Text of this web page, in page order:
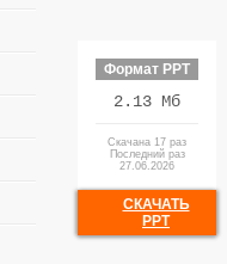
Формат PPT
2.13 Мб
Скачана 17 раз
Последний раз
27.06.2026
СКАЧАТЬ
PPT